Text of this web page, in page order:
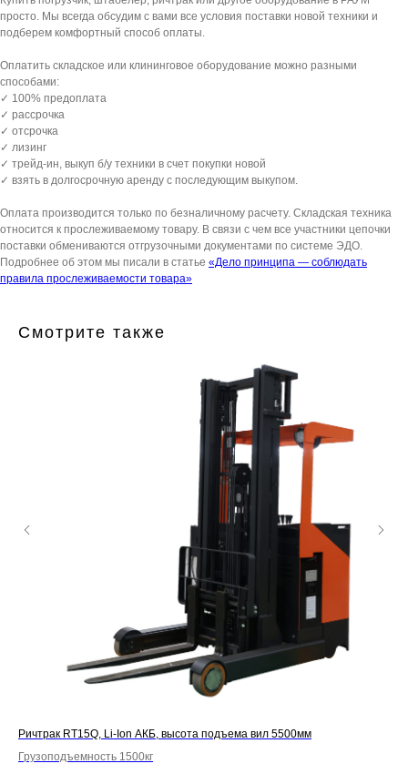
просто. Мы всегда обсудим с вами все условия поставки новой техники и
подберем комфортный способ оплаты.
Оплатить складское или клининговое оборудование можно разными
способами:
✓ 100% предоплата
✓ рассрочка
✓ отсрочка
✓ лизинг
✓ трейд-ин, выкуп б/у техники в счет покупки новой
✓ взять в долгосрочную аренду с последующим выкупом.
Оплата производится только по безналичному расчету. Складская техника
относится к прослеживаемому товару. В связи с чем все участники цепочки
поставки обмениваются отгрузочными документами по системе ЭДО.
Подробнее об этом мы писали в статье «Дело принципа — соблюдать
правила прослеживаемости товара»
Смотрите также
Ричтрак RT15Q, Li-Ion АКБ, высота подъема вил 5500мм
Грузоподъемность 1500кг